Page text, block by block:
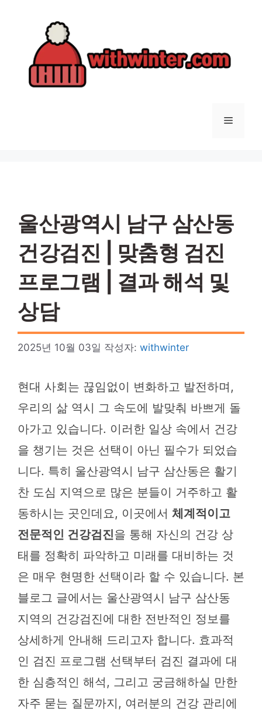
메
울산광역시 남구 삼산동
건강검진 | 맞춤형 검진
프로그램 | 결과 해석 및
상담
2025년 10월 03일 작성자: withwinter
현대 사회는 끊임없이 변화하고 발전하며,
우리의 삶 역시 그 속도에 발맞춰 바쁘게 돌
아가고 있습니다. 이러한 일상 속에서 건강
을 챙기는 것은 선택이 아닌 필수가 되었습
니다. 특히 울산광역시 남구 삼산동은 활기
찬 도심 지역으로 많은 분들이 거주하고 활
동하시는 곳인데요, 이곳에서 체계적이고
전문적인 건강검진을 통해 자신의 건강 상
태를 정확히 파악하고 미래를 대비하는 것
은 매우 현명한 선택이라 할 수 있습니다. 본
블로그 글에서는 울산광역시 남구 삼산동
지역의 건강검진에 대한 전반적인 정보를
상세하게 안내해 드리고자 합니다. 효과적
인 검진 프로그램 선택부터 검진 결과에 대
한 심층적인 해석, 그리고 궁금해하실 만한
자주 묻는 질문까지, 여러분의 건강 관리에